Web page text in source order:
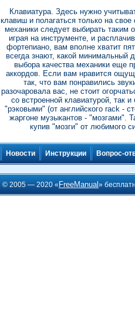
Клавиатура. Здесь нужно
клавиш и полагаться только на
механики следует выбирать таким
играя на инструменте, и
фортепиано, вам вполне хватит
всегда знают, какой минимальный
выбора качества механики еще
аккордов. Если вам нравится
так, что вам понравились
разочаровала вас, не стоит
со встроенной клавиатурой, так
"рэковыми" (от английского rack -
жаргоне музыкантов - "мозгами".
купив "мозги" от любимого
Новости Инструкции Вопрос-
© 2005 — 2020 « FreeManual»